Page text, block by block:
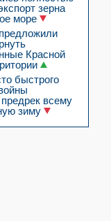
зерна
море
Красной
быстрого
всему
зиму